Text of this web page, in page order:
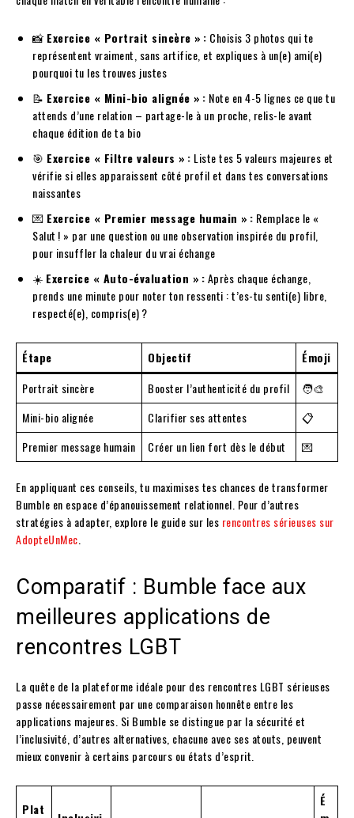
📸 Exercice « Portrait sincère » : Choisis 3 photos qui te
représentent vraiment, sans artifice, et expliques à un(e) ami(e)
pourquoi tu les trouves justes
📝 Exercice « Mini-bio alignée » : Note en 4-5 lignes ce que tu
attends d’une relation – partage-le à un proche, relis-le avant
chaque édition de ta bio
🎯 Exercice « Filtre valeurs » : Liste tes 5 valeurs majeures et
vérifie si elles apparaissent côté profil et dans tes conversations
naissantes
💌 Exercice « Premier message humain » : Remplace le «
Salut ! » par une question ou une observation inspirée du profil,
pour insuffler la chaleur du vrai échange
☀️ Exercice « Auto-évaluation » :Après chaque échange,
prends une minute pour noter ton ressenti : t’es-tu senti(e) libre,
respecté(e), compris(e) ?
Étape Objectif
Émoji
Portrait sincère
Booster l’authenticité du profil
🧑‍🎨
Mini-bio alignée
Clarifier ses attentes
📋
Premier message humain
Créer un lien fort dès le début 💌
En appliquant ces conseils, tu maximises tes chances de transformer
Bumble en espace d’épanouissement relationnel. Pour d’autres
stratégies à adapter, explore le guide sur les rencontres sérieuses sur
AdopteUnMec
Comparatif : Bumble face aux
meilleures applications de
rencontres LGBT
La quête de la plateforme idéale pour des rencontres LGBT sérieuses
passe nécessairement par une comparaison honnête entre les
applications majeures. Si Bumble se distingue par la sécurité et
l’inclusivité, d’autres alternatives, chacune avec ses atouts, peuvent
mieux convenir à certains parcours ou états d’esprit.
Plat
É